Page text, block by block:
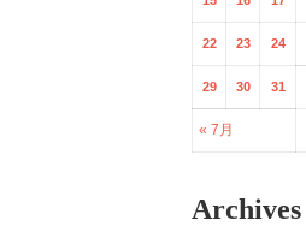
« 7月
22 23 24
29 30 31
Archives